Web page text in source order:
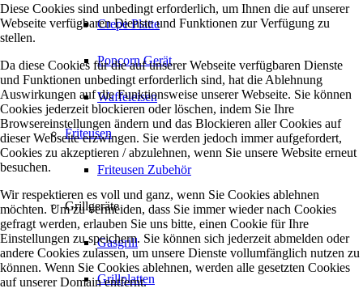
Crepe Platte
Popcorn Gerät
Waffeleisen
Friteusen
Friteusen Zubehör
Grillgeräte
Gasgrill
Grillplatten
Diese Cookies sind unbedingt erforderlich, um Ihnen die auf unserer
Webseite verfügbaren Dienste und Funktionen zur Verfügung zu
stellen.
Da diese Cookies für die auf unserer Webseite verfügbaren Dienste
und Funktionen unbedingt erforderlich sind, hat die Ablehnung
Auswirkungen auf die Funktionsweise unserer Webseite. Sie können
Cookies jederzeit blockieren oder löschen, indem Sie Ihre
Browsereinstellungen ändern und das Blockieren aller Cookies auf
dieser Webseite erzwingen. Sie werden jedoch immer aufgefordert,
Cookies zu akzeptieren / abzulehnen, wenn Sie unsere Website erneut
besuchen.
Wir respektieren es voll und ganz, wenn Sie Cookies ablehnen
möchten. Um zu vermeiden, dass Sie immer wieder nach Cookies
gefragt werden, erlauben Sie uns bitte, einen Cookie für Ihre
Einstellungen zu speichern. Sie können sich jederzeit abmelden oder
andere Cookies zulassen, um unsere Dienste vollumfänglich nutzen zu
können. Wenn Sie Cookies ablehnen, werden alle gesetzten Cookies
auf unserer Domain entfernt.